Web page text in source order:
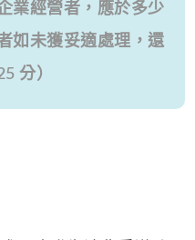
業經營者，應於多少
如未獲妥適處理，還
分）